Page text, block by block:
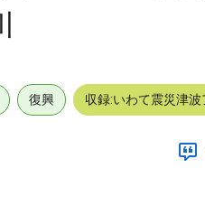
復興 収録:いわて震災津